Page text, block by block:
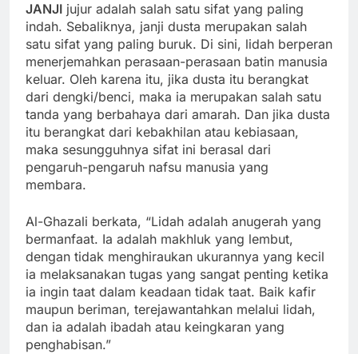
JANJI jujur adalah salah satu sifat yang paling
indah. Sebaliknya, janji dusta merupakan salah
satu sifat yang paling buruk. Di sini, lidah berperan
menerjemahkan perasaan-perasaan batin manusia
keluar. Oleh karena itu, jika dusta itu berangkat
dari dengki/benci, maka ia merupakan salah satu
tanda yang berbahaya dari amarah. Dan jika dusta
itu berangkat dari kebakhilan atau kebiasaan,
maka sesungguhnya sifat ini berasal dari
pengaruh-pengaruh nafsu manusia yang
membara.
Al-Ghazali berkata, “Lidah adalah anugerah yang
bermanfaat. Ia adalah makhluk yang lembut,
dengan tidak menghiraukan ukurannya yang kecil
ia melaksanakan tugas yang sangat penting ketika
ia ingin taat dalam keadaan tidak taat. Baik kafir
maupun beriman, terejawantahkan melalui lidah,
dan ia adalah ibadah atau keingkaran yang
penghabisan.”